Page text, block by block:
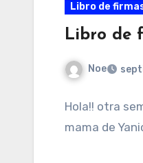
Libro de
Libro de
Noe
Hola!! otra
mama de